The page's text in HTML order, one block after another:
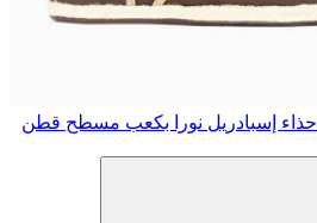
حذاء إسبادريل نورا بكعب مسطح قطن